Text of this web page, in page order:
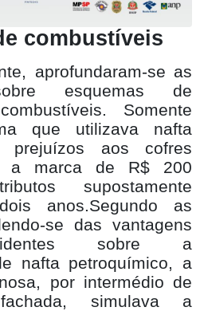
combustíveis
aprofundaram-se as
esquemas de
Somente
que utilizava nafta
prejuízos aos cofres
a marca de R$ 200
supostamente
anos.Segundo as
se das vantagens
sobre a
nafta petroquímico, a
por intermédio de
simulava a